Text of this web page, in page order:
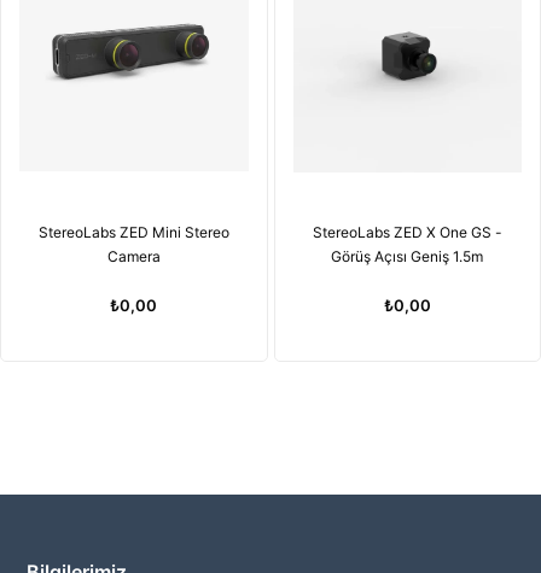
StereoLabs ZED Mini Stereo
Camera
₺0,00
StereoLabs ZED X One GS -
Görüş Açısı Geniş 1.5m
₺0,00